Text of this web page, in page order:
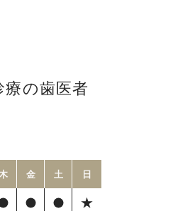
療の歯医者
金 土 日